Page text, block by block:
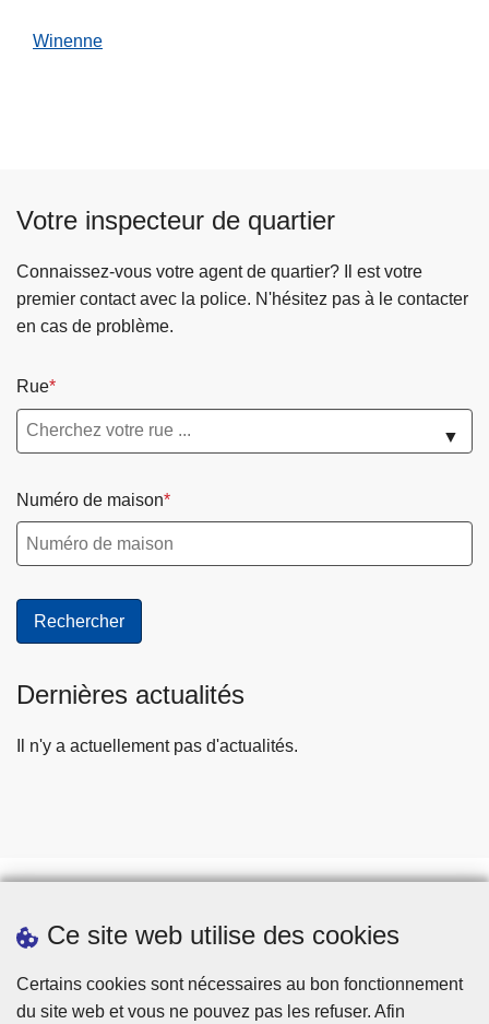
Ce site web utilise des cookies
Certains cookies sont nécessaires au bon fonctionnement
du site web et vous ne pouvez pas les refuser. Afin
Winenne
Votre inspecteur de quartier
Connaissez-vous votre agent de quartier? Il est votre
premier contact avec la police. N'hésitez pas à le contacter
en cas de problème.
Rue
▼
Numéro de maison
Dernières actualités
Il n'y a actuellement pas d'actualités.
Téléchargements
Presse